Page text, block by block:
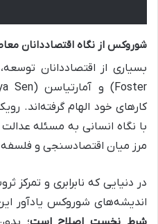
شوروکس از نگاه اقتصاددانان
کارهای خود الهام گرفته‌اند.
با نگاه انسانی به مسئله
مرز میان اقتصادسنجی و فلسفه
در دنیایی که نابرابری و
اندیشه‌های شوروکس یادآور